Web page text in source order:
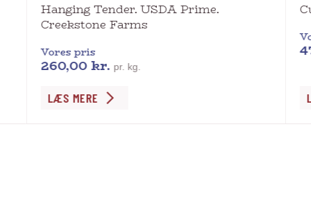
Hanging Tender. USDA Prime.
Creekstone Farms
Vores pris
260,00kr. pr. kg.
Dette
LÆS MERE